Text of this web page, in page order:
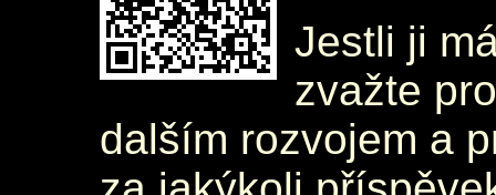
Jestli ji
zvažte
dalším rozvojem a